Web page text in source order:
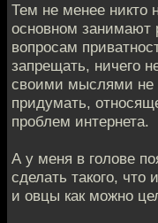
Тем не менее никто
основном занимают
вопросам
запрещать, ничего
своими мыслями не
придумать,
проблем интернета.
А у меня в голове
сделать такого,
и овцы как можно